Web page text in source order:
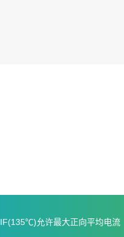
IF(135℃)允许最大正向平均电流